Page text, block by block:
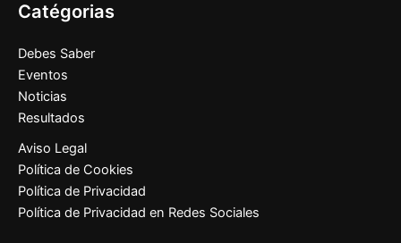
Catégorias
Debes Saber
Eventos
Noticias
Resultados
Aviso Legal
Política de Cookies
Política de Privacidad
Política de Privacidad en Redes Sociales